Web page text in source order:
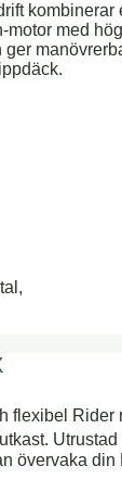
med
flexibel
övervaka